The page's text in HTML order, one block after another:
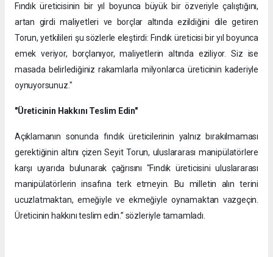
Fındık üreticisinin bir yıl boyunca büyük bir özveriyle çalıştığını,
artan girdi maliyetleri ve borçlar altında ezildiğini dile getiren
Torun, yetkilileri şu sözlerle eleştirdi: Fındık üreticisi bir yıl boyunca
emek veriyor, borçlanıyor, maliyetlerin altında eziliyor. Siz ise
masada belirlediğiniz rakamlarla milyonlarca üreticinin kaderiyle
oynuyorsunuz."
"Üreticinin Hakkını Teslim Edin"
Açıklamanın sonunda fındık üreticilerinin yalnız bırakılmaması
gerektiğinin altını çizen Seyit Torun, uluslararası manipülatörlere
karşı uyarıda bulunarak çağrısını ​"Fındık üreticisini uluslararası
manipülatörlerin insafına terk etmeyin. Bu milletin alın terini
ucuzlatmaktan, emeğiyle ve ekmeğiyle oynamaktan vazgeçin.
Üreticinin hakkını teslim edin.” sözleriyle tamamladı.